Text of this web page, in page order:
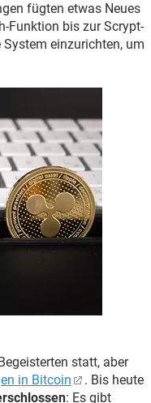
fügten etwas Neues
Funktion bis zur Scrypt-
einzurichten, um
statt, aber
in Bitcoin
. Bis heute
: Es gibt